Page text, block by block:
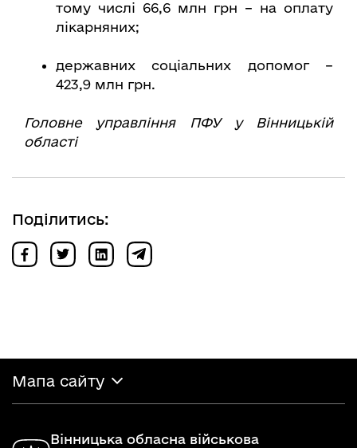
тому числі 66,6 млн грн – на оплату
лікарняних;
державних соціальних допомог –
423,9 млн грн.
Головне управління ПФУ у Вінницькій
області
Поділитись:
Мапа сайту
Вінницька обласна військова